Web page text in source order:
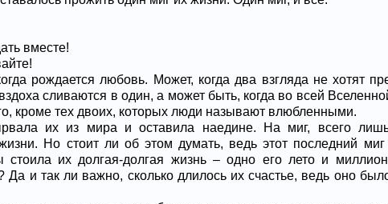
вместе!
рождается любовь. Может, когда два взгляда не хотят
сливаются в один, а может быть, когда во всей
кроме тех двоих, которых люди называют влюбленными.
их из мира и оставила наедине. На миг, всего
Но стоит ли об этом думать, ведь этот последний
их долгая-долгая жизнь – одно его лето и
Да и так ли важно, сколько длилось их счастье, ведь оно